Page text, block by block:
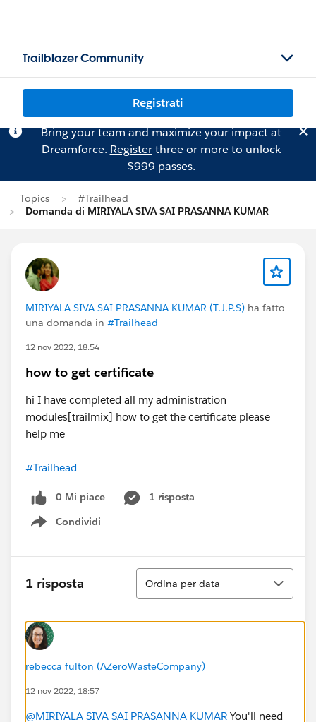
Trailblazer Community
Registrati
Bring your team and maximize your impact at
Dreamforce. Registerthree or more to unlock
$999 passes.
Topics
#Trailhead
Domanda di MIRIYALA SIVA SAI PRASANNA KUMAR
MIRIYALA SIVA SAI PRASANNA KUMAR (T.J.P.S) ha fatto
una domanda in #Trailhead
12 nov 2022, 18:54
how to get certificate
hi I have completed all my administration
modules[trailmix] how to get the certificate please
help me
#Trailhead
0 Mi piace
1 risposta
Condividi
Show menu
1 risposta
Ordina
Ordina per data
rebecca fulton (AZeroWasteCompany)
12 nov 2022, 18:57
@MIRIYALA SIVA SAI PRASANNA KUMAR You'll need